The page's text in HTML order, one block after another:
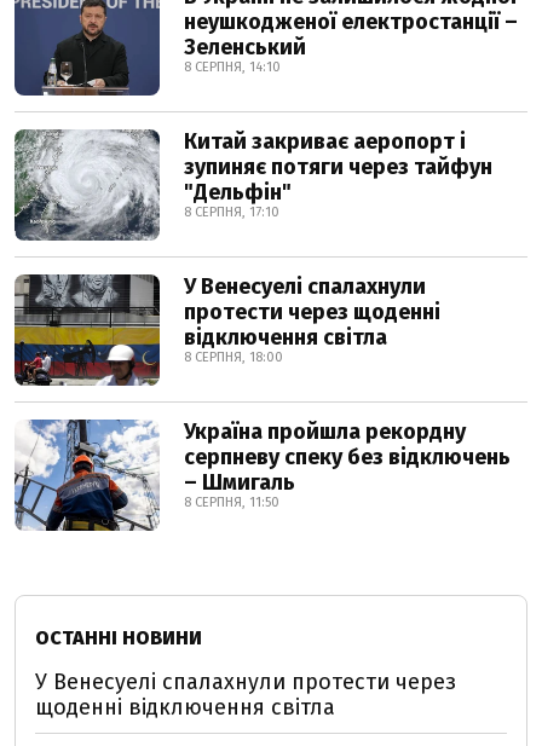
неушкодженої електростанції –
Зеленський
8 СЕРПНЯ, 14:10
Китай закриває аеропорт і
зупиняє потяги через тайфун
"Дельфін"
8 СЕРПНЯ, 17:10
У Венесуелі спалахнули
протести через щоденні
відключення світла
8 СЕРПНЯ, 18:00
Україна пройшла рекордну
серпневу спеку без відключень
– Шмигаль
8 СЕРПНЯ, 11:50
ОСТАННІ НОВИНИ
У Венесуелі спалахнули протести через
щоденні відключення світла